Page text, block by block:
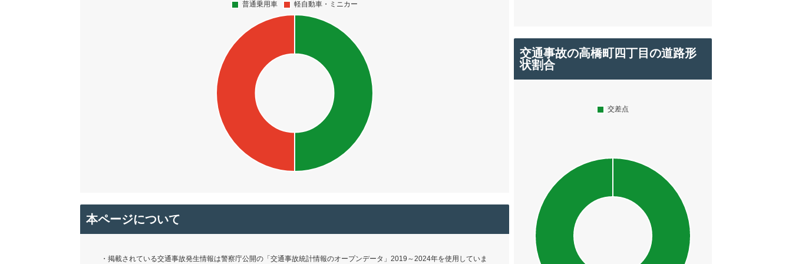
本ページについて
・掲載されている交通事故発生情報は警察庁公開の「交通事故統計情報のオープンデータ」2019～2024年を使用していま
交通事故の高橋町四丁目の道路形
状割合